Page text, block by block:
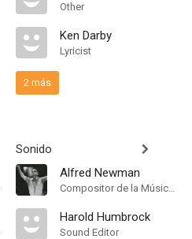
Other
Ken Darby
Lyricist
2 más
Sonido
Alfred Newman
Compositor de la Música Original, Conductor
Harold Humbrock
Sound Editor